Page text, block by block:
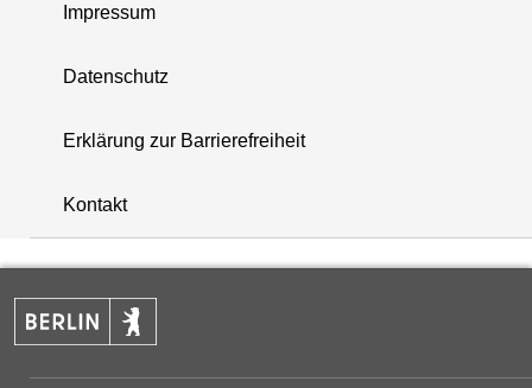
+
−
Impressum
Datenschutz
Erklärung zur Barrierefreiheit
Kontakt